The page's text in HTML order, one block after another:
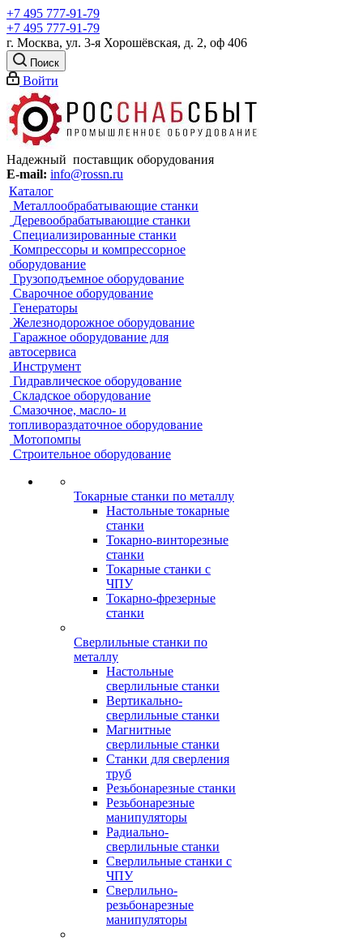
+7 495 777-91-79
+7 495 777-91-79
г. Москва, ул. 3-я Хорошёвская, д. 2, оф 406
Поиск
Войти
Надежный поставщик оборудования
E-mail: info@rossn.ru
Каталог
Металлообрабатывающие станки
Деревообрабатывающие станки
Специализированные станки
Компрессоры и компрессорное
оборудование
Грузоподъемное оборудование
Сварочное оборудование
Генераторы
Железнодорожное оборудование
Гаражное оборудование для
автосервиса
Инструмент
Гидравлическое оборудование
Складское оборудование
Смазочное, масло- и
топливораздаточное оборудование
Мотопомпы
Строительное оборудование
Токарные станки по металлу
Настольные токарные
станки
Токарно-винторезные
станки
Токарные станки с
ЧПУ
Токарно-фрезерные
станки
Сверлильные станки по
металлу
Настольные
сверлильные станки
Вертикально-
сверлильные станки
Магнитные
сверлильные станки
Станки для сверления
труб
Резьбонарезные станки
Резьбонарезные
манипуляторы
Радиально-
сверлильные станки
Сверлильные станки с
ЧПУ
Сверлильно-
резьбонарезные
манипуляторы